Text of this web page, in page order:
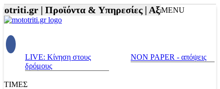
| Προϊόντα & Υπηρεσίες |Αξεσουάρ
MENU
LIVE: Κίνηση στους
δρόμους
NON PAPER - απόψεις
ΤΙΜΕΣ